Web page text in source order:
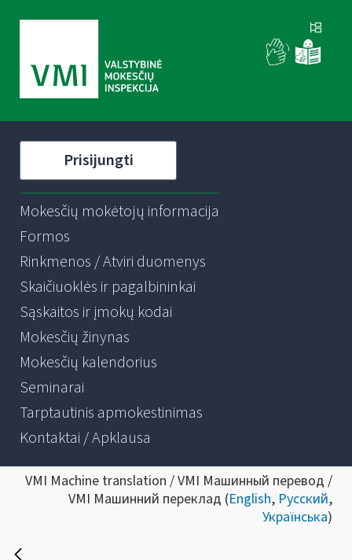
Prisijungti
Mokesčių mokėtojų informacija
Formos
Rinkmenos / Atviri duomenys
Skaičiuoklės ir pagalbininkai
Sąskaitos ir įmokų kodai
Mokesčių žinynas
Mokesčių kalendorius
Seminarai
Tarptautinis apmokestinimas
Kontaktai / Apklausa
VMI Machine translation / VMI Машинный перевод /
VMI Машинний переклад (English, Русский,
Українська)